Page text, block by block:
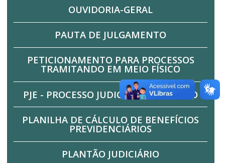
OUVIDORIA-GERAL
PAUTA DE JULGAMENTO
PETICIONAMENTO PARA PROCESSOS
TRAMITANDO EM MEIO FÍSICO
PJE - PROCESSO JUDICIAL ELETRÔNICO
PLANILHA DE CÁLCULO DE BENEFÍCIOS
PREVIDENCIÁRIOS
PLANTÃO JUDICIÁRIO